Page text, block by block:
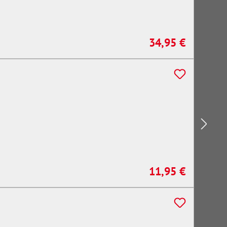
Regulärer Preis:
34,95 €
Regulärer Preis:
11,95 €